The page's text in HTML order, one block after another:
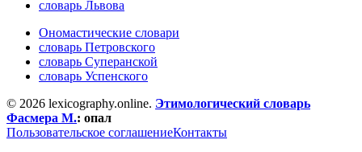
словарь Львова
Ономастические словари
словарь Петровского
словарь Суперанской
словарь Успенского
© 2026 lexicography.online. Этимологический словарь
Фасмера М.: опал
Пользовательское соглашениеКонтакты